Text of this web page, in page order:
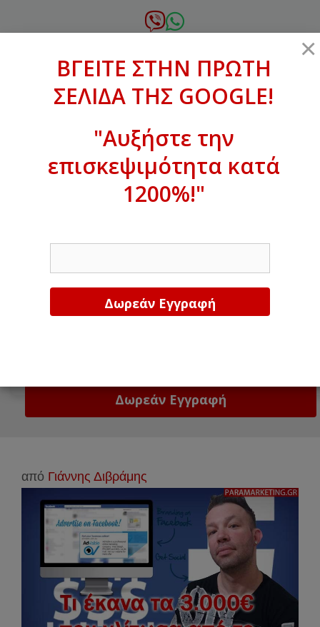
σε
xanthogenous@gmail.com
ΒΓΕΙΤΕ ΣΤΗΝ ΠΡΩΤΗ ΣΕΛΙΔΑ ΤΗΣ
GOOGLE!
από Γιάννης Διβράμης
×
ΒΓΕΙΤΕ ΣΤΗΝ ΠΡΩΤΗ
ΣΕΛΙΔΑ ΤΗΣ GOOGLE!
"Αυξήστε την
επισκεψιμότητα κατά
1200%!"